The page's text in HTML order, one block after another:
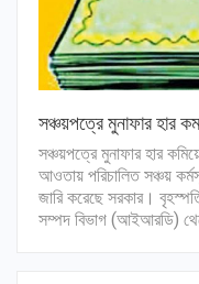
সঞ্চয়পত্রে মুনাফার হার
সঞ্চয়পত্রে মুনাফার হার
আওতায় পরিচালিত সঞ্চয়
জারি করেছে সরকার।
সম্পদ বিভাগ (আইআরডি)